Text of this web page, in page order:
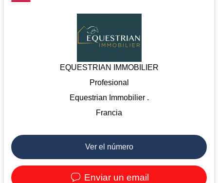
EQUESTRIAN IMMOBILIER
Profesional
Equestrian Immobilier .
Francia
Ver el número
Enviar un email